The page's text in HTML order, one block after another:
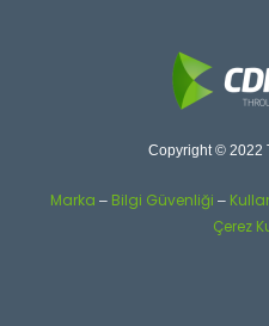
Copyright © 2022
Marka – Bilgi Güvenliği –
Çerez